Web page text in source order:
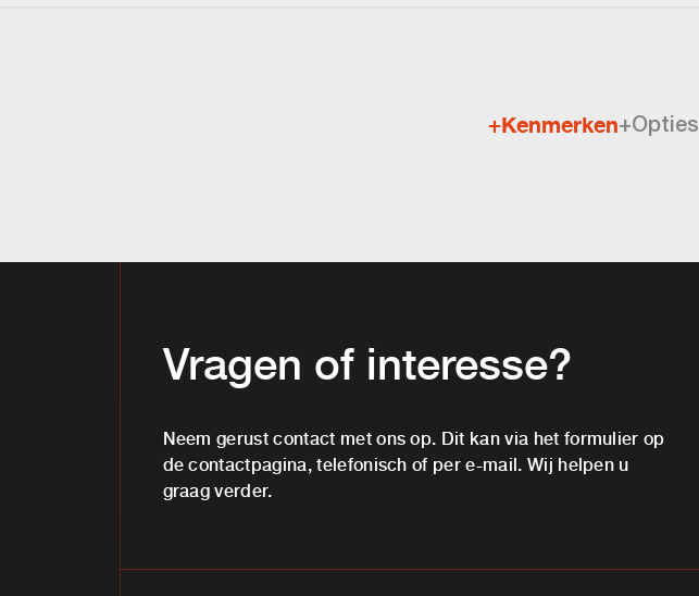
+Kenmerken+Opties
Vragen of interesse?
Neem gerust contact met ons op. Dit kan via het formulier op
de contactpagina, telefonisch of per e-mail. Wij helpen u
graag verder.